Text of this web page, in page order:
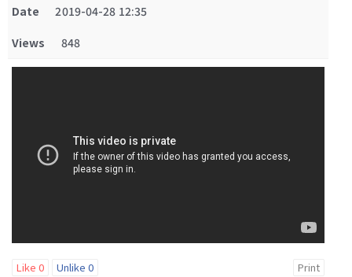
Date
2019-04-28 12:35
Views
848
Like 0 Unlike0 Print